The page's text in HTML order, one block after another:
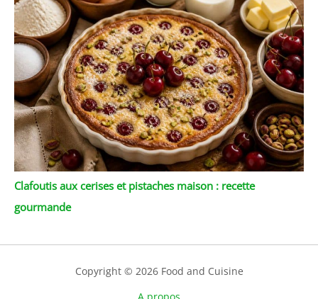
Clafoutis aux cerises et pistaches maison : recette
gourmande
Copyright © 2026 Food and Cuisine